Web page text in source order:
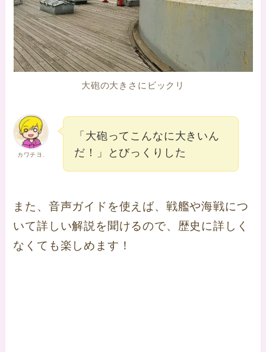
大砲の大きさにビックリ
カワチヨ.
「大砲ってこんなに大きいん
だ！」とびっくりした
また、音声ガイドを使えば、戦艦や海戦につ
いて詳しい解説を聞けるので、歴史に詳しく
なくても楽しめます！